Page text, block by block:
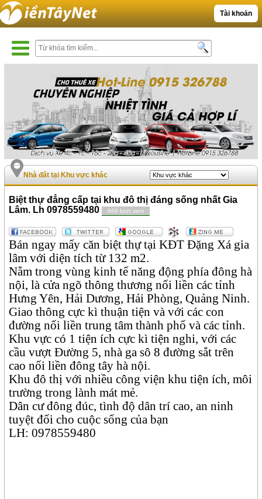
Tài khoản
Nhà đất tại Khu vực khác
Biệt thự đẳng cấp tại khu đô thị đáng sống nhất Gia
Lâm. Lh 0978559480
669 lượt xem
Bán ngay mấy căn biệt thự tại KĐT Đặng Xá gia
lâm với diện tích từ 132 m2.
Nằm trong vùng kinh tế năng động phía đông hà
nội, là cửa ngõ thông thương nối liền các tỉnh
Hưng Yên, Hải Dương, Hải Phòng, Quảng Ninh.
Giao thông cực kì thuận tiện và với các con
đường nối liền trung tâm thành phố và các tỉnh.
Khu vực có 1 tiện ích cực kì tiện nghi, với các
cầu vượt Đường 5, nhà ga sô 8 đường sắt trên
cao nối liền đông tây hà nội.
Khu đô thị với nhiều công viện khu tiện ích, môi
trường trong lành mát mẻ.
Dân cư đông đúc, tình độ dân trí cao, an ninh
tuyệt đối cho cuộc sống của bạn
LH: 0978559480